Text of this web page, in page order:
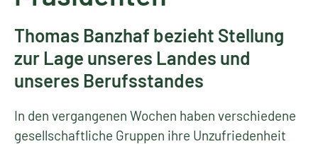
Thomas Banzhaf bezieht Stellung
zur Lage unseres Landes und
unseres Berufsstandes
In den vergangenen Wochen haben verschiedene
gesellschaftliche Gruppen ihre Unzufriedenheit